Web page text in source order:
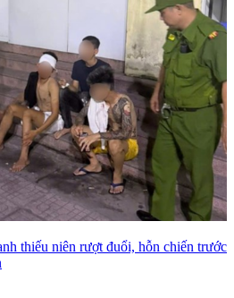
thiếu niên rượt đuổi, hỗn chiến trước